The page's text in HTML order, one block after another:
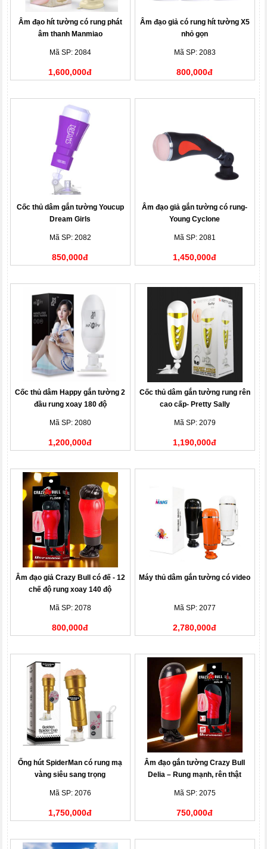
Âm đạo hít tường có rung phát
âm thanh Manmiao
Mã SP: 2084
1,600,000đ
Âm đạo giả có rung hít tường X5
nhỏ gọn
Mã SP: 2083
800,000đ
Cốc thủ dâm gắn tường Youcup
Dream Girls
Mã SP: 2082
850,000đ
Âm đạo giả gắn tường có rung-
Young Cyclone
Mã SP: 2081
1,450,000đ
Cốc thủ dâm Happy gắn tường 2
đầu rung xoay 180 độ
Mã SP: 2080
1,200,000đ
Cốc thủ dâm gắn tường rung rên
cao cấp- Pretty Sally
Mã SP: 2079
1,190,000đ
Âm đạo giả Crazy Bull có đế - 12
chế độ rung xoay 140 độ
Mã SP: 2078
800,000đ
Máy thủ dâm gắn tường có video
Mã SP: 2077
2,780,000đ
Ống hút SpiderMan có rung mạ
vàng siêu sang trọng
Mã SP: 2076
1,750,000đ
Âm đạo gắn tường Crazy Bull
Delia – Rung mạnh, rên thật
Mã SP: 2075
750,000đ